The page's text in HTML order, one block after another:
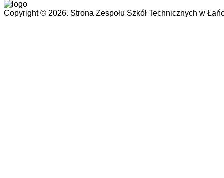
Copyright © 2026. Strona Zespołu Szkół Technicznych w